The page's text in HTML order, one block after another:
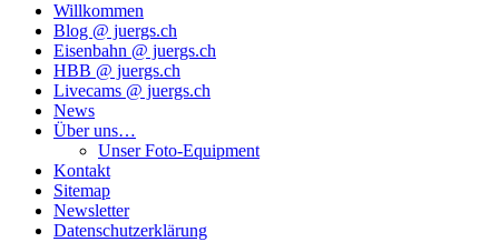
Willkommen
Blog @ juergs.ch
Eisenbahn @ juergs.ch
HBB @ juergs.ch
Livecams @ juergs.ch
News
Über uns…
Unser Foto-Equipment
Kontakt
Sitemap
Newsletter
Datenschutzerklärung